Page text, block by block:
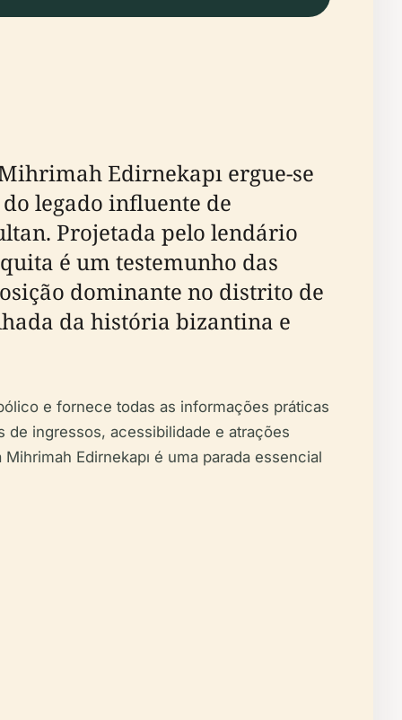
Edirnekapı ergue-se
legado influente de
Projetada pelo lendário
é um testemunho das
dominante no distrito de
da história bizantina e
e fornece todas as informações práticas
ingressos, acessibilidade e atrações
Edirnekapı é uma parada essencial